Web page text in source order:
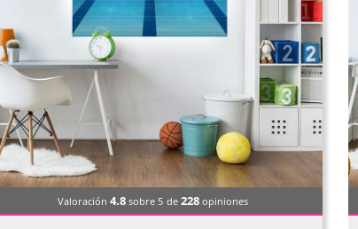
Valoración 4.8sobre 5 de 228opiniones